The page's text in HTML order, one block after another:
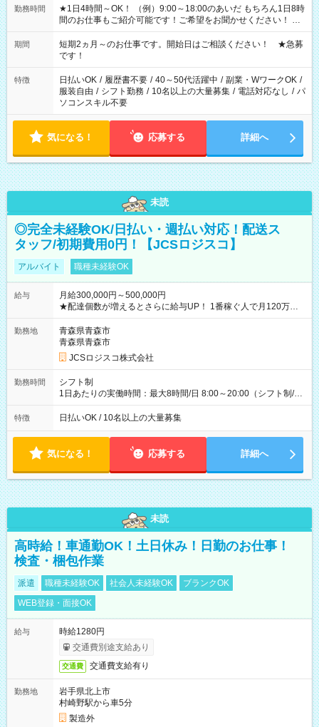
勤務時間
★1日4時間～OK！ （例）9:00～18:00のあいだ もちろん1日8時
間のお仕事もご紹介可能です！ご希望をお聞かせください！ ★
家庭の都合でお休みが必要な場合も遠慮なくご相談ください。
※週最低15時間以上の勤務が必要です
期間
短期2ヵ月～のお仕事です。開始日はご相談ください！ ★急募
です！
特徴 日払いOK / 履歴書不要 / 40～50代活躍中 / 副業・WワークOK /
服装自由 / シフト勤務 / 10名以上の大量募集 / 電話対応なし / パ
ソコンスキル不要
気になる！ 応募する 詳細へ
未読
◎完全未経験OK/日払い・週払い対応！配送ス
タッフ/初期費用0円！【JCSロジスコ】
アルバイト 職種未経験OK
給与
月給300,000円～500,000円
★配達個数が増えるとさらに給与UP！ 1番稼ぐ人で月120万ほ
ど！ ・主要都市エリア 月収55万円／週5日稼働 月収65万~112
万円／週6日稼働 ・地方郊外エリア 月収40万円／週5日稼働 月
収40万円~50万円／週6日稼働 ＜モデルイメージ＞ ■月収50万
円 (27歳男性/江東区在住)※元建築関係 1日150個配達×25日勤務
(日休み) ■月収80万円(43歳男性/墨田区在住)※元営業 1日200個
勤務地
青森県青森市
青森県青森市
JCSロジスコ株式会社
勤務時間
シフト制
1日あたりの実働時間：最大8時間/日 8:00～20:00（シフト制/実
働8時間） ※週5日勤務（場所次第では週4も有り） ※配達状況
によって時間外での勤務可能性有り ※案件により多少の前後あ
特徴 日払いOK / 10名以上の大量募集
気になる！ 応募する 詳細へ
未読
高時給！車通勤OK！土日休み！日勤のお仕事！
検査・梱包作業
派遣 職種未経験OK 社会人未経験OK
ブランクOK
WEB登録・面接OK
給与
時給1280円
交通費別途支給あり
交通費 交通費支給有り
勤務地
岩手県北上市
村崎野駅から車5分
製造外